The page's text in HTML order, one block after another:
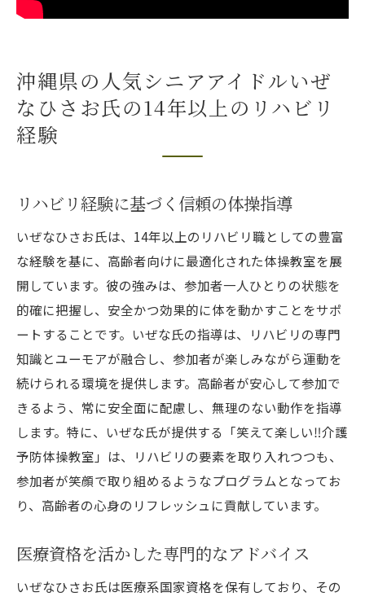
沖縄県の人気シニアアイドルいぜ
なひさお氏の14年以上のリハビリ
経験
リハビリ経験に基づく信頼の体操指導
いぜなひさお氏は、14年以上のリハビリ職としての豊富
な経験を基に、高齢者向けに最適化された体操教室を展
開しています。彼の強みは、参加者一人ひとりの状態を
的確に把握し、安全かつ効果的に体を動かすことをサポ
ートすることです。いぜな氏の指導は、リハビリの専門
知識とユーモアが融合し、参加者が楽しみながら運動を
続けられる環境を提供します。高齢者が安心して参加で
きるよう、常に安全面に配慮し、無理のない動作を指導
します。特に、いぜな氏が提供する「笑えて楽しい‼️介護
予防体操教室」は、リハビリの要素を取り入れつつも、
参加者が笑顔で取り組めるようなプログラムとなってお
り、高齢者の心身のリフレッシュに貢献しています。
医療資格を活かした専門的なアドバイス
いぜなひさお氏は医療系国家資格を保有しており、その